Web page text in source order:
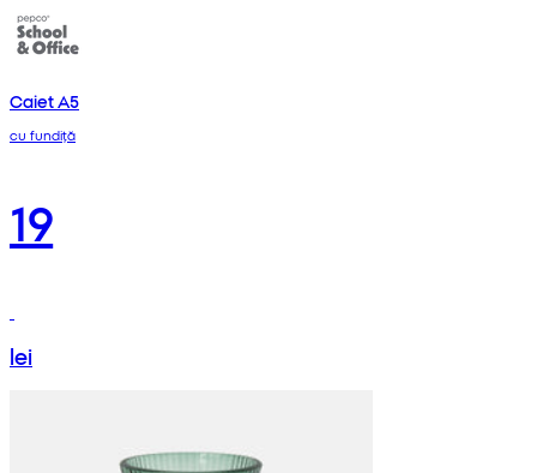
Caiet A5
cu fundiță
19
lei